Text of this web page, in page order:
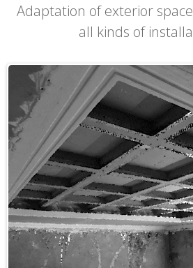
Adaptation of exterior
all kinds of